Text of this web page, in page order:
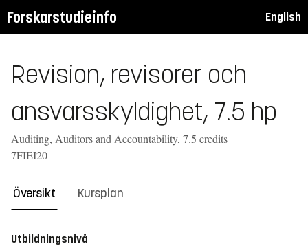
Forskarstudieinfo English
Revision, revisorer och
ansvarsskyldighet, 7.5 hp
Auditing, Auditors and Accountability, 7.5 credits
7FIEI20
Översikt Kursplan
Utbildningsnivå